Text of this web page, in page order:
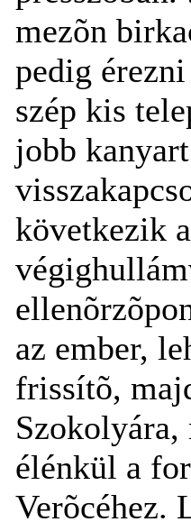
mezõn
pedig
szép kis
jobb
következik
az ember,
frissítõ,
élénkül a
Verõcéhez.